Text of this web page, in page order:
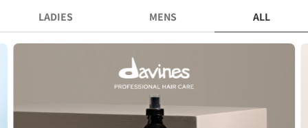
LADIES MENS ALL